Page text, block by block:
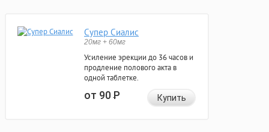
Супер Сиалис
20мг + 60мг
Усиление эрекции до 36 часов и
продление полового акта в
одной таблетке.
от 90Р Купить